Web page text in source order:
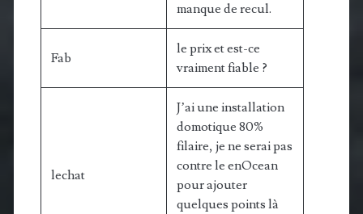
manque de recul.
Fab
le prix et est-ce
vraiment fiable ?
lechat
J’ai une installation
domotique 80%
filaire, je ne serai pas
contre le enOcean
pour ajouter
quelques points là